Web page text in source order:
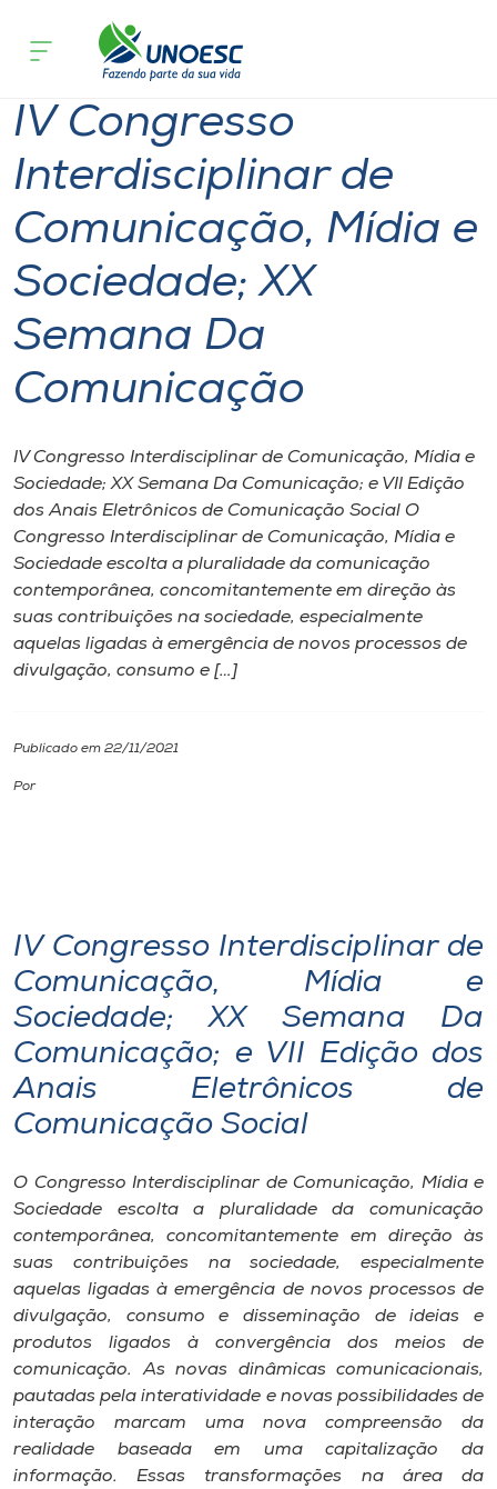
Cursos
Onde estamos
Pesquisa
Atendimento ao Estudante
Portal de Ensino
A
Internacionalização
I.nova
Diplomados
Cultura
CPA
Rádio
Museu
Unoesc
Store
Selecione
A+
A-
acontece
IV Congresso
Interdisciplinar de
Comunicação, Mídia e
Sociedade; XX
Semana Da
Comunicação
IV Congresso Interdisciplinar de Comunicação, Mídia e
Sociedade; XX Semana Da Comunicação; e VII Edição
dos Anais Eletrônicos de Comunicação Social O
Congresso Interdisciplinar de Comunicação, Mídia e
Sociedade escolta a pluralidade da comunicação
contemporânea, concomitantemente em direção às
suas contribuições na sociedade, especialmente
aquelas ligadas à emergência de novos processos de
divulgação, consumo e […]
Publicado em 22/11/2021
Por
IV Congresso Interdisciplinar de
Comunicação, Mídia e
Sociedade; XX Semana Da
Comunicação; e VII Edição dos
Anais Eletrônicos de
Comunicação Social
O Congresso Interdisciplinar de Comunicação, Mídia e
Sociedade escolta a pluralidade da comunicação
contemporânea, concomitantemente em direção às
suas contribuições na sociedade, especialmente
aquelas ligadas à emergência de novos processos de
divulgação, consumo e disseminação de ideias e
produtos ligados à convergência dos meios de
comunicação. As novas dinâmicas comunicacionais,
pautadas pela interatividade e novas possibilidades de
interação marcam uma nova compreensão da
realidade baseada em uma capitalização da
informação. Essas transformações na área da